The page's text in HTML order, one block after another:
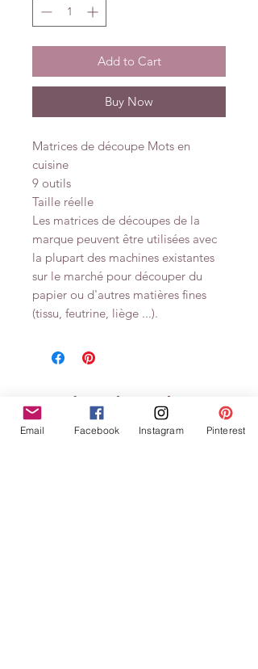
Add to Cart
Buy Now
Matrices de découpe Mots en
cuisine
9 outils
Taille réelle
Les matrices de découpes de la
marque peuvent être utilisées avec
la plupart des machines existantes
sur le marché pour découper du
papier ou d'autres matières fines
(tissu, feutrine, liège ...).
Related Products
Email Facebook Instagram Pinterest